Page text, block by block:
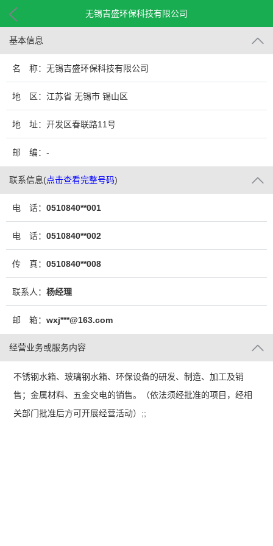
无锡吉盛环保科技有限公司
基本信息
名 称：无锡吉盛环保科技有限公司
地 区：江苏省 无锡市 锡山区
地 址：开发区春联路11号
邮 编：-
联系信息(点击查看完整号码)
电 话： 0510840**001
电 话： 0510840**002
传 真： 0510840**008
联系人： 杨经理
邮 箱： wxj***@163.com
经营业务或服务内容
不锈钢水箱、玻璃钢水箱、环保设备的研发、制造、加工及销
售；金属材料、五金交电的销售。（依法须经批准的项目，经相
关部门批准后方可开展经营活动）;;